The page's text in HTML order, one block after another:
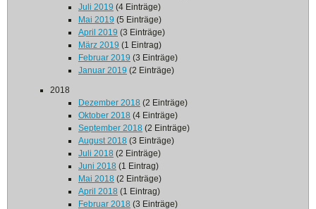
Juli 2019 (4 Einträge)
Mai 2019 (5 Einträge)
April 2019 (3 Einträge)
März 2019 (1 Eintrag)
Februar 2019 (3 Einträge)
Januar 2019 (2 Einträge)
2018
Dezember 2018 (2 Einträge)
Oktober 2018 (4 Einträge)
September 2018 (2 Einträge)
August 2018 (3 Einträge)
Juli 2018 (2 Einträge)
Juni 2018 (1 Eintrag)
Mai 2018 (2 Einträge)
April 2018 (1 Eintrag)
Februar 2018 (3 Einträge)